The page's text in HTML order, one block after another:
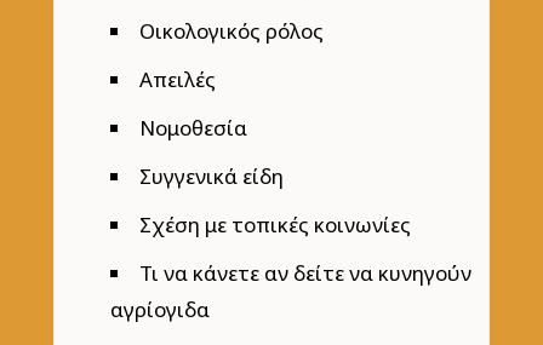
Οικολογικός ρόλος
Απειλές
Νομοθεσία
Συγγενικά είδη
Σχέση με τοπικές κοινωνίες
Τι να κάνετε αν δείτε να κυνηγούν
αγρίογιδα